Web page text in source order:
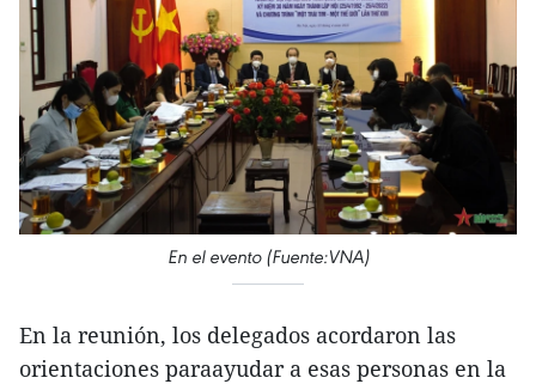
En el evento (Fuente:VNA)
En la reunión, los delegados acordaron las
orientaciones paraayudar a esas personas en la